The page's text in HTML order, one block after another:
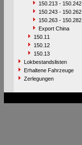
150.213 - 150.242
150.243 - 150.262
150.263 - 150.282
Export China
150.11
150.12
150.13
Lokbestandslisten
Erhaltene Fahrzeuge
Zerlegungen